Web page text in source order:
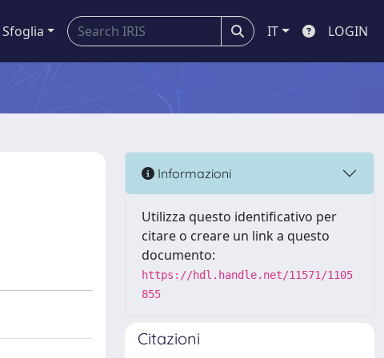
Sfoglia IT LOGIN
Informazioni
Utilizza questo identificativo per
citare o creare un link a questo
documento:
https://hdl.handle.net/11571/1105
855
Citazioni